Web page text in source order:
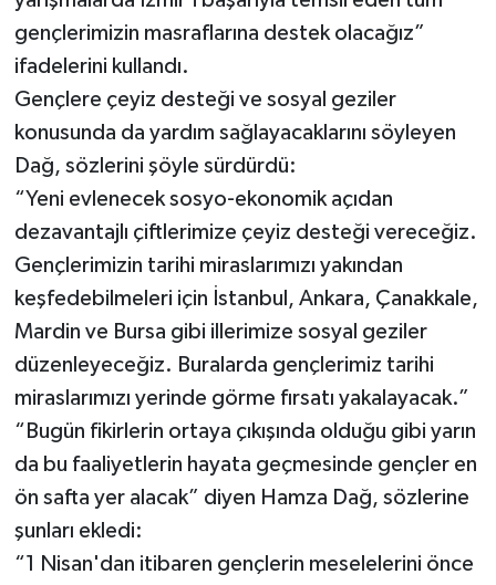
gençlerimizin masraflarına destek olacağız”
ifadelerini kullandı.
Gençlere çeyiz desteği ve sosyal geziler
konusunda da yardım sağlayacaklarını söyleyen
Dağ, sözlerini şöyle sürdürdü:
“Yeni evlenecek sosyo-ekonomik açıdan
dezavantajlı çiftlerimize çeyiz desteği vereceğiz.
Gençlerimizin tarihi miraslarımızı yakından
keşfedebilmeleri için İstanbul, Ankara, Çanakkale,
Mardin ve Bursa gibi illerimize sosyal geziler
düzenleyeceğiz. Buralarda gençlerimiz tarihi
miraslarımızı yerinde görme fırsatı yakalayacak.”
“Bugün fikirlerin ortaya çıkışında olduğu gibi yarın
da bu faaliyetlerin hayata geçmesinde gençler en
ön safta yer alacak” diyen Hamza Dağ, sözlerine
şunları ekledi:
“1 Nisan'dan itibaren gençlerin meselelerini önce